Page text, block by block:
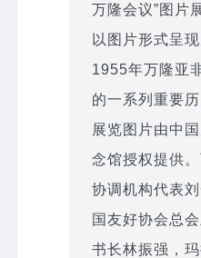
万隆会议”图片
以图片形式呈
1955年万隆亚
的一系列重要
展览图片由中
念馆授权提供
协调机构代表
国友好协会总
书长林振强，